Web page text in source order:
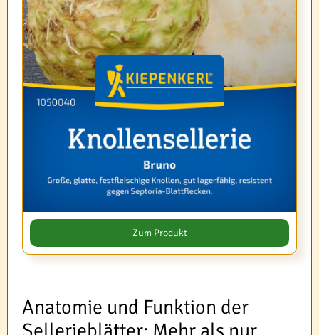
Zum Produkt
Anatomie und Funktion der